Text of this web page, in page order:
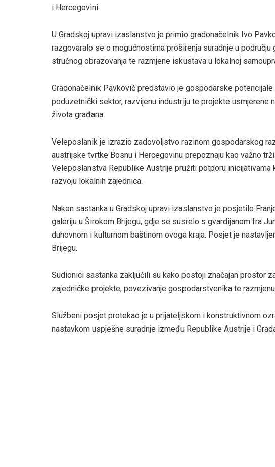
i Hercegovini.
U Gradskoj upravi izaslanstvo je primio gradonačelnik Ivo
razgovaralo se o mogućnostima proširenja suradnje u
stručnog obrazovanja te razmjene iskustava u lokalnoj
Gradonačelnik Pavković predstavio je gospodarske
poduzetnički sektor, razvijenu industriju te projekte usmjerene
života građana.
Veleposlanik je izrazio zadovoljstvo razinom gospodarskog
austrijske tvrtke Bosnu i Hercegovinu prepoznaju kao važno
Veleposlanstva Republike Austrije pružiti potporu
razvoju lokalnih zajednica.
Nakon sastanka u Gradskoj upravi izaslanstvo je posjetilo
galeriju u Širokom Brijegu, gdje se susrelo s gvardijanom fra
duhovnom i kulturnom baštinom ovoga kraja. Posjet je
Brijegu.
Sudionici sastanka zaključili su kako postoji značajan prostor
zajedničke projekte, povezivanje gospodarstvenika te
Službeni posjet protekao je u prijateljskom i konstruktivnom
nastavkom uspješne suradnje između Republike Austrije i